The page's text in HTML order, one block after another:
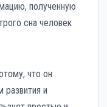
полученную
сна человек
что он
развития и